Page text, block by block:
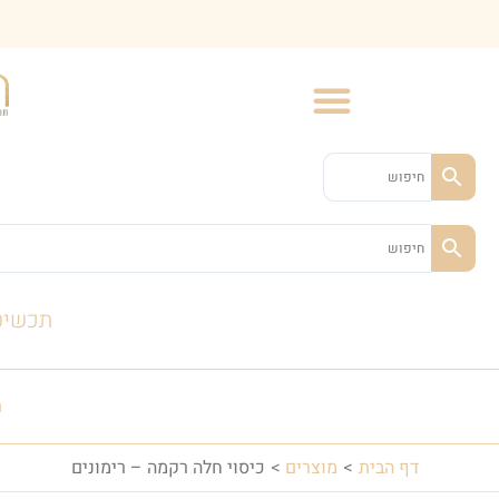
דף הבית מוצרים כיסוי חלה רקמה – רימונים